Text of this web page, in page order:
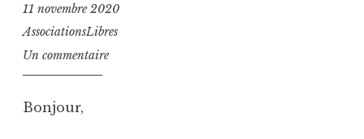
11 novembre 2020
AssociationsLibres
Un commentaire
Bonjour,